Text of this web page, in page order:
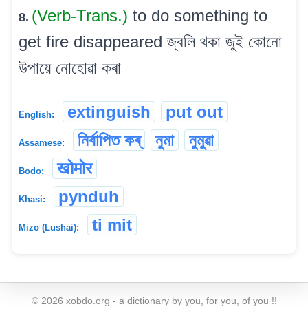
8. (Verb-Trans.) to do something to
get fire disappeared জ্বলি থকা জুই কোনো
উপায়ে নোহোৱা কৰা
English: extinguish put out
Assamese: নিৰ্বাপিত কৰ্ নুমা নুমুৱা
Bodo: खोमोर
Khasi: pynduh
Mizo (Lushai): ti mit
© 2026 xobdo.org - a dictionary by you, for you, of you !!